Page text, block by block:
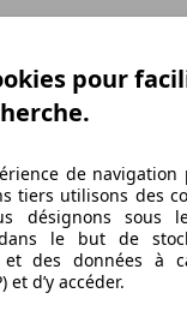
pour
de navigation
tiers utilisons des
désignons sous
le but de
des données à
d’y accéder.